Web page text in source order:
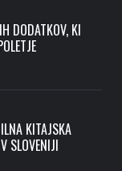
DODATKOV, KI
KITAJSKA
SLOVENIJI